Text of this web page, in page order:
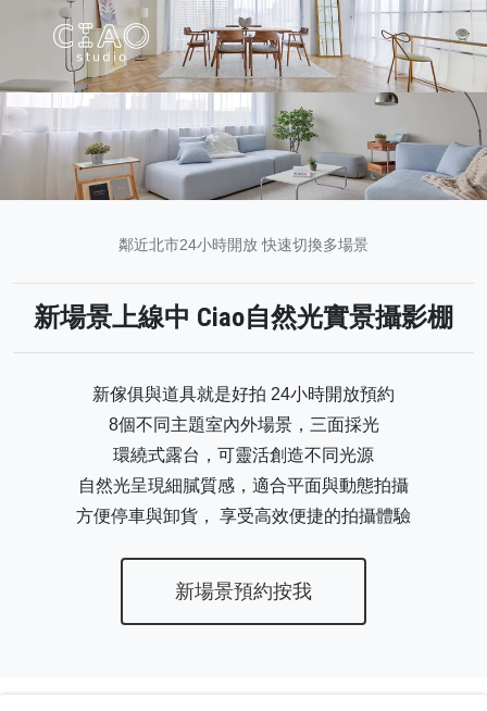
鄰近北市24小時開放 快速切換多場景
新場景上線中 Ciao自然光實景攝影棚
新傢俱與道具就是好拍 24小時開放預約
8個不同主題室內外場景，三面採光
環繞式露台，可靈活創造不同光源
自然光呈現細膩質感，適合平面與動態拍攝
方便停車與卸貨， 享受高效便捷的拍攝體驗
新場景預約按我